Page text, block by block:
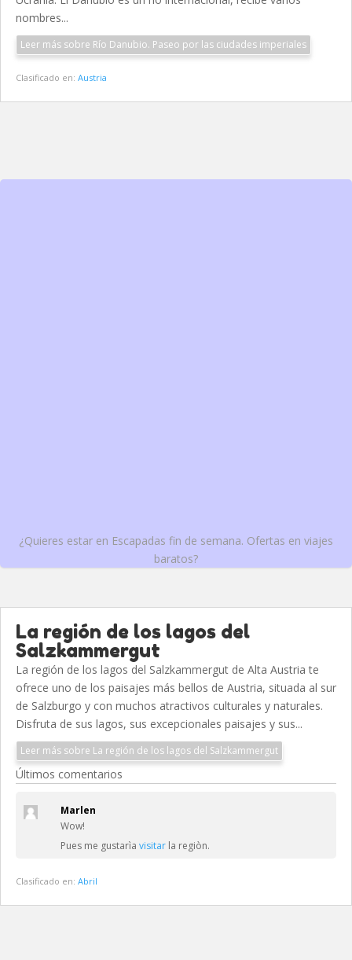
nombres...
Leer más sobre Río Danubio. Paseo por las ciudades imperiales
Clasificado en: Austria
¿Quieres estar en Escapadas fin de semana. Ofertas en viajes
baratos?
La región de los lagos del
Salzkammergut
La región de los lagos del Salzkammergut de Alta Austria te
ofrece uno de los paisajes más bellos de Austria, situada al sur
de Salzburgo y con muchos atractivos culturales y naturales.
Disfruta de sus lagos, sus excepcionales paisajes y sus...
Leer más sobre La región de los lagos del Salzkammergut
Últimos comentarios
Marlen
Wow!
Pues me gustarìa visitar la regiòn.
Clasificado en: Abril